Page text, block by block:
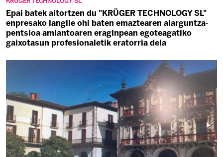
Epai batek aitortzen du "KRÜGER TECHNOLOGY SL"
enpresako langile ohi baten emaztearen alarguntza-
pentsioa amiantoaren eraginpean egoteagatiko
gaixotasun profesionaletik eratorria dela